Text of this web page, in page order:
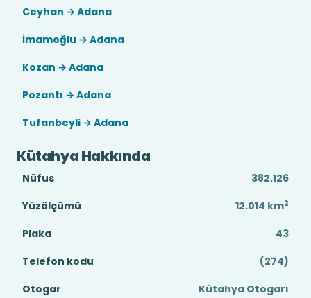
Ceyhan → Adana
İmamoğlu → Adana
Kozan → Adana
Pozantı → Adana
Tufanbeyli → Adana
Kütahya Hakkında
Nüfus
382.126
Yüzölçümü
12.014 km2
Plaka
43
Telefon kodu
(274)
Otogar
Kütahya Otogarı